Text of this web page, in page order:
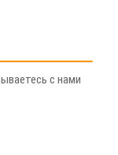
с нами